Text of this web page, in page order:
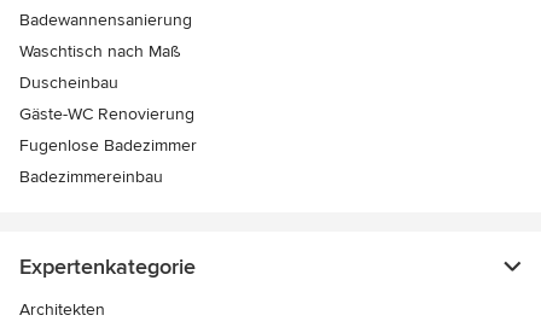
Badewannensanierung
Waschtisch nach Maß
Duscheinbau
Gäste-WC Renovierung
Fugenlose Badezimmer
Badezimmereinbau
Expertenkategorie
Architekten